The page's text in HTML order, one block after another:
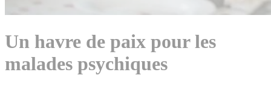
Un havre de paix pour les
malades psychiques